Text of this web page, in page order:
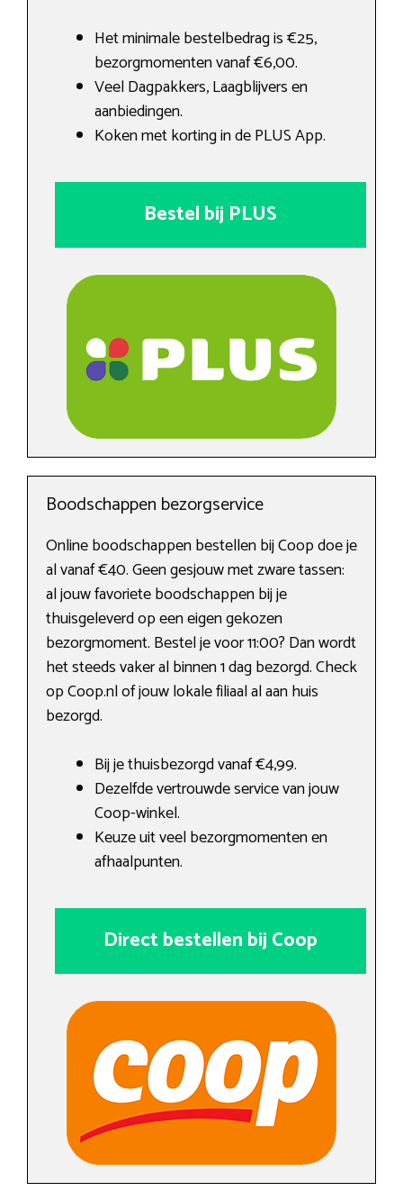
Het minimale bestelbedrag is €25,
bezorgmomenten vanaf €6,00.
Veel Dagpakkers, Laagblijvers en
aanbiedingen.
Koken met korting in de PLUS App.
Bestel bij PLUS
Boodschappen bezorgservice
Online boodschappen bestellen bij Coop doe je
al vanaf €40. Geen gesjouw met zware tassen:
al jouw favoriete boodschappen bij je
thuisgeleverd op een eigen gekozen
bezorgmoment. Bestel je voor 11:00? Dan wordt
het steeds vaker al binnen 1 dag bezorgd. Check
op Coop.nl of jouw lokale filiaal al aan huis
bezorgd.
Bij je thuisbezorgd vanaf €4,99.
Dezelfde vertrouwde service van jouw
Coop-winkel.
Keuze uit veel bezorgmomenten en
afhaalpunten.
Direct bestellen bij Coop